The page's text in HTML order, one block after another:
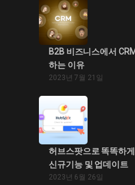
B2B 비즈니스에서
하는 이유
2023년 7월 21일
허브스팟으로 똑똑하
신규기능 및 업데이트
2023년 6월 26일